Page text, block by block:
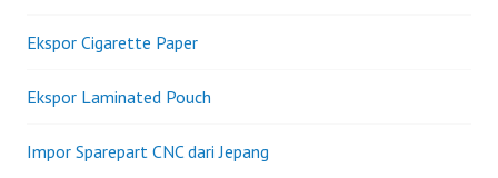
Ekspor Cigarette Paper
Ekspor Laminated Pouch
Impor Sparepart CNC dari Jepang